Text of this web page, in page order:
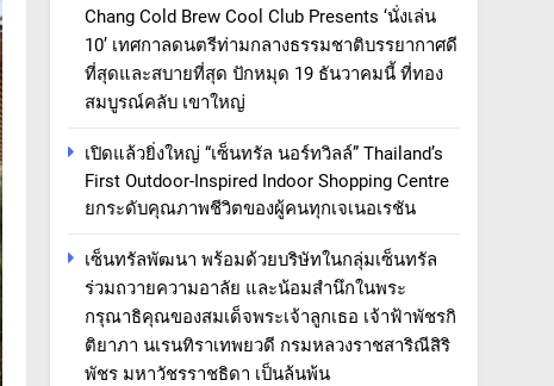
Chang Cold Brew Cool Club Presents ‘นั่งเล่น
10’ เทศกาลดนตรีท่ามกลางธรรมชาติบรรยากาศดี
ที่สุดและสบายที่สุด ปักหมุด 19 ธันวาคมนี้ ที่ทอง
สมบูรณ์คลับ เขาใหญ่
เปิดแล้วยิ่งใหญ่ “เซ็นทรัล นอร์ทวิลล์” Thailand’s
First Outdoor-Inspired Indoor Shopping Centre
ยกระดับคุณภาพชีวิตของผู้คนทุกเจเนอเรชัน
เซ็นทรัลพัฒนา พร้อมด้วยบริษัทในกลุ่มเซ็นทรัล
ร่วมถวายความอาลัย และน้อมสำนึกในพระ
กรุณาธิคุณของสมเด็จพระเจ้าลูกเธอ เจ้าฟ้าพัชรกิ
ติยาภา นเรนทิราเทพยวดี กรมหลวงราชสาริณีสิริ
พัชร มหาวัชรราชธิดา เป็นล้นพ้น